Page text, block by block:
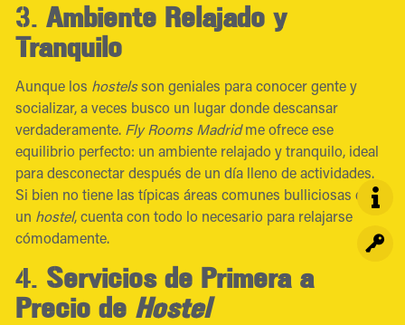
3. Ambiente Relajado y
Tranquilo
Aunque los hostelsson geniales para conocer gente y
socializar, a veces busco un lugar donde descansar
verdaderamente. Fly Rooms Madridme ofrece ese
equilibrio perfecto: un ambiente relajado y tranquilo, ideal
para desconectar después de un día lleno de actividades.
Si bien no tiene las típicas áreas comunes bulliciosas de
un hostel, cuenta con todo lo necesario para relajarse
cómodamente.
4. Servicios de Primera a
Precio de Hostel